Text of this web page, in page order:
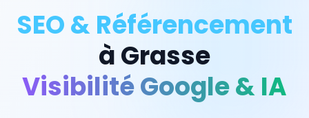
SEO & Référencement
àGrasse
Visibilité Google & IA